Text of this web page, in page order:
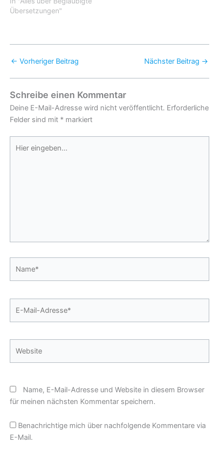
Übersetzungen"
← Vorheriger Beitrag Nächster Beitrag →
Schreibe einen Kommentar
Deine E-Mail-Adresse wird nicht veröffentlicht. Erforderliche
Felder sind mit * markiert
eingeben…
Mail-
Name, E-Mail-Adresse und Website in diesem Browser
für meinen nächsten Kommentar speichern.
Benachrichtige mich über nachfolgende Kommentare via
E-Mail.